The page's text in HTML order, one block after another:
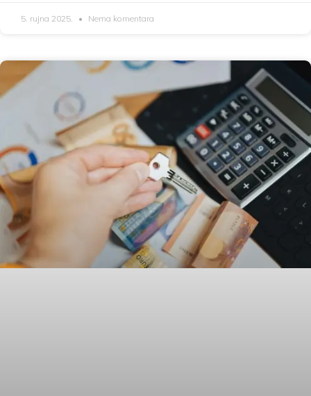
5. rujna 2025. Nema komentara